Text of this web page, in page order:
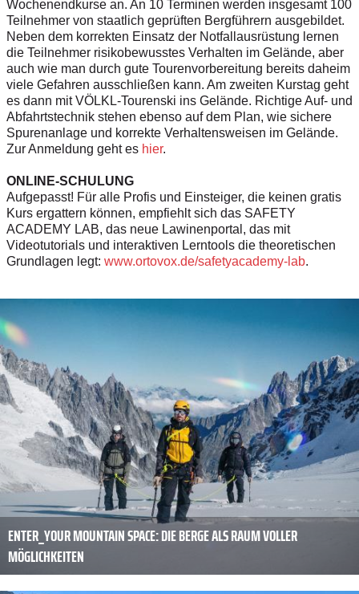
Wochenendkurse an. An 10 Terminen werden insgesamt 100
Teilnehmer von staatlich geprüften Bergführern ausgebildet.
Neben dem korrekten Einsatz der Notfallausrüstung lernen
die Teilnehmer risikobewusstes Verhalten im Gelände, aber
auch wie man durch gute Tourenvorbereitung bereits daheim
viele Gefahren ausschließen kann. Am zweiten Kurstag geht
es dann mit VÖLKL-Tourenski ins Gelände. Richtige Auf- und
Abfahrtstechnik stehen ebenso auf dem Plan, wie sichere
Spurenanlage und korrekte Verhaltensweisen im Gelände.
Zur Anmeldung geht es hier.
ONLINE-SCHULUNG
Aufgepasst! Für alle Profis und Einsteiger, die keinen gratis
Kurs ergattern können, empfiehlt sich das SAFETY
ACADEMY LAB, das neue Lawinenportal, das mit
Videotutorials und interaktiven Lerntools die theoretischen
Grundlagen legt: www.ortovox.de/safetyacademy-lab.
ENTER_YOUR MOUNTAIN SPACE: DIE BERGE ALS RAUM VOLLER
MÖGLICHKEITEN